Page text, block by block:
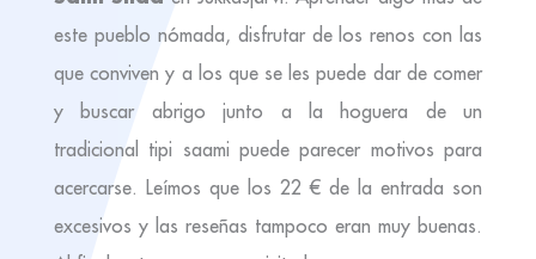
este pueblo nómada, disfrutar de los renos con las
que conviven y a los que se les puede dar de comer
y buscar abrigo junto a la hoguera de un
tradicional tipi saami puede parecer motivos para
acercarse. Leímos que los 22 € de la entrada son
excesivos y las reseñas tampoco eran muy buenas.